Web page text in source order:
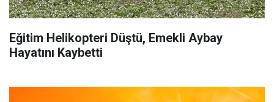
Eğitim Helikopteri Düştü, Emekli Aybay
Hayatını Kaybetti